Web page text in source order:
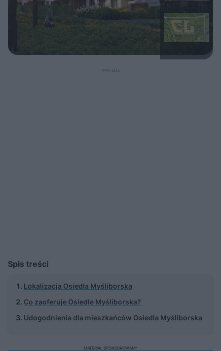
Spis treści
Lokalizacja Osiedla Myśliborska
Co zaoferuje Osiedle Myśliborska?
Udogodnienia dla mieszkańców Osiedla Myśliborska
MATERIAŁ SPONSOROWANY